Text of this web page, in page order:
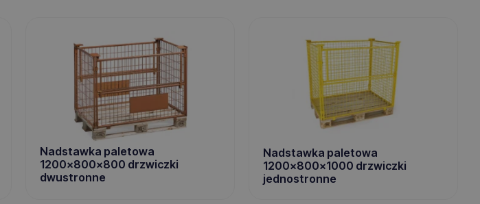
Nadstawka paletowa
1200x800x800 drzwiczki
dwustronne
Nadstawka paletowa
1200x800x1000 drzwiczki
jednostronne